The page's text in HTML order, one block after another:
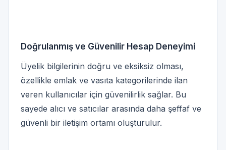
Doğrulanmış ve Güvenilir Hesap Deneyimi
Üyelik bilgilerinin doğru ve eksiksiz olması,
özellikle emlak ve vasıta kategorilerinde ilan
veren kullanıcılar için güvenilirlik sağlar. Bu
sayede alıcı ve satıcılar arasında daha şeffaf ve
güvenli bir iletişim ortamı oluşturulur.